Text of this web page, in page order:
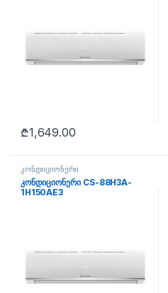
₾1,649.00
კონდიციონერი
კონდიციონერი CS-88H3A-
1H150AE3